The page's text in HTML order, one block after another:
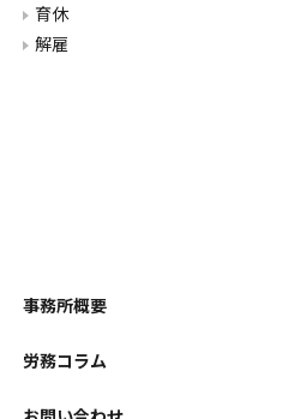
育休
解雇
事務所概要
労務コラム